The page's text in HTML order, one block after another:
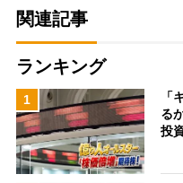
関連記事
ランキング
1
「
る
投